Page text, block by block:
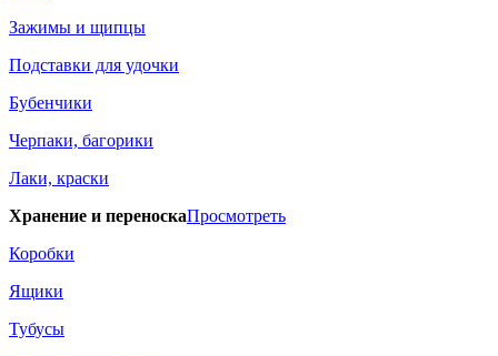
Зажимы и щипцы
Подставки для удочки
Бубенчики
Черпаки, багорики
Лаки, краски
Хранение и переноскаПросмотреть
Коробки
Ящики
Тубусы